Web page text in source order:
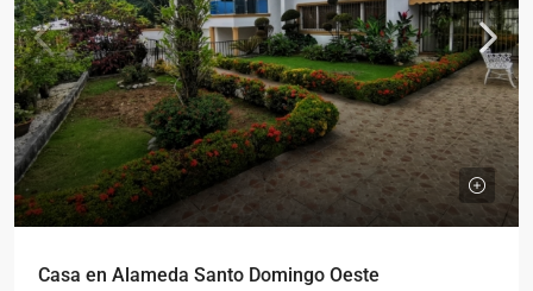
Casa en Alameda Santo Domingo Oeste